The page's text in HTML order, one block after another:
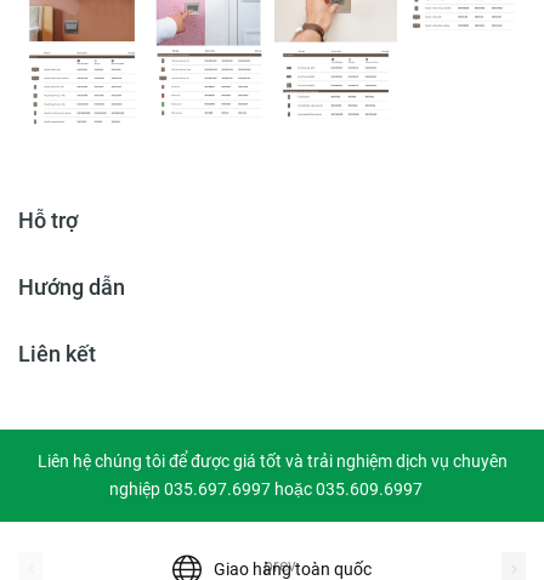
Hỗ trợ
Hướng dẫn
Liên kết
Liên hệ chúng tôi để được giá tốt và trải nghiệm dịch vụ chuyên
nghiệp 035.697.6997 hoặc 035.609.6997
Giao hàng toàn quốc
prev